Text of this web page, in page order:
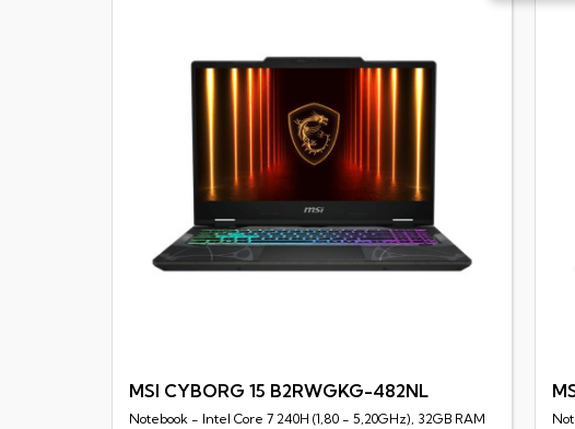
Rychlý náhled
MSI CYBORG 15 B2RWGKG-482NL
Notebook - Intel Core 7 240H (1,80 - 5,20GHz), 32GB RAM